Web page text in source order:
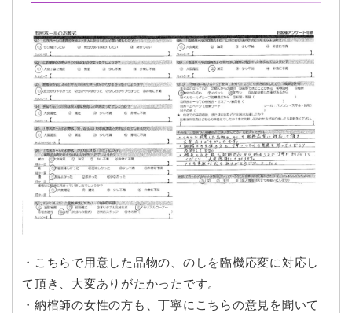
・こちらで用意した品物の、のしを臨機応変に対応し
て頂き、大変ありがたかったです。
・納棺師の女性の方も、丁寧にこちらの意見を聞いて